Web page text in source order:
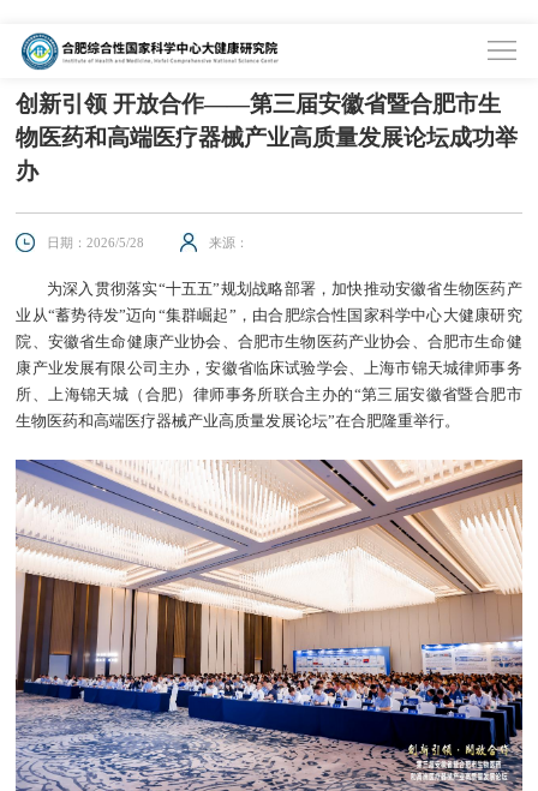
创新引领 开放合作——第三届安徽省暨合肥市生
物医药和高端医疗器械产业高质量发展论坛成功举
办
日期：2026/5/28 来源：
为深入贯彻落实“十五五”规划战略部署，加快推动安徽省生物医药产
业从“蓄势待发”迈向“集群崛起”，由合肥综合性国家科学中心大健康研究
院、安徽省生命健康产业协会、合肥市生物医药产业协会、合肥市生命健
康产业发展有限公司主办，安徽省临床试验学会、上海市锦天城律师事务
所、上海锦天城（合肥）律师事务所联合主办的“第三届安徽省暨合肥市
生物医药和高端医疗器械产业高质量发展论坛”在合肥隆重举行。